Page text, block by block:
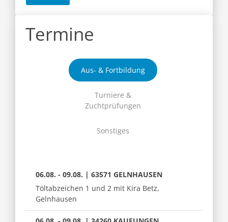
Termine
Aus- & Fortbildung
Turniere &
Zuchtprüfungen
Sonstiges
06.08. - 09.08. | 63571 GELNHAUSEN
Töltabzeichen 1 und 2 mit Kira Betz,
Gelnhausen